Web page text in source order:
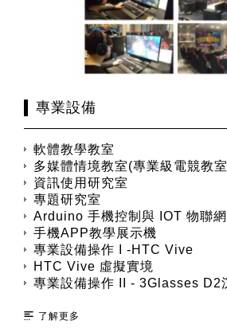
專業設備
軟體教學教室
多媒體情境教室(專業級電競教
資訊使用研究室
專題研究室
Arduino 手機控制與 IOT 物聯
手機APP教學展示機
專業設備操作 I -HTC Vive
HTC Vive 虛擬實境
專業設備操作 II - 3Glasses D2
了解更多